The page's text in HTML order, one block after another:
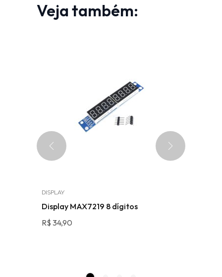
Veja também:
DISPLAY
Display MAX7219 8 dígitos
R$ 34,90